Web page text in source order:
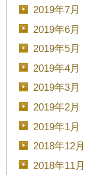
2019年7月
2019年6月
2019年5月
2019年4月
2019年3月
2019年2月
2019年1月
2018年12月
2018年11月